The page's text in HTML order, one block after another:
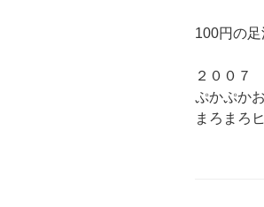
100円の
２００７
ぷかぷか
まろまろ